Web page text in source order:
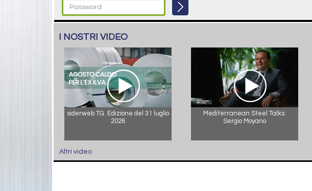
I NOSTRI VIDEO
siderweb TG. Edizione del 31 luglio
2026
Mediterranean Steel Talks:
Sergio Moyano
Altri video